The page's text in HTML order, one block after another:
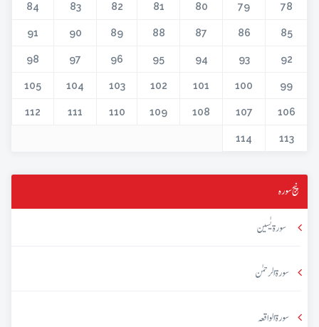
78
79
80
81
82
83
84
85
86
87
88
89
90
91
92
93
94
95
96
97
98
99
100
101
102
103
104
105
106
107
108
109
110
111
112
113
114
پنج سورہ
سورۃ یٰسین
سورۃ الرحمٰن
سورۃ الواقعہ